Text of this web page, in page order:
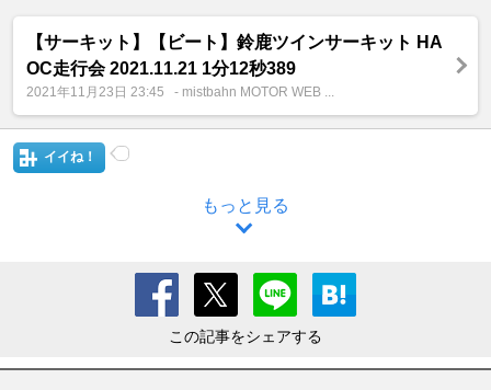
【サーキット】【ビート】鈴鹿ツインサーキット HA
OC走行会 2021.11.21 1分12秒389
2021年11月23日 23:45 - mistbahn MOTOR WEB ...
イイね！
もっと見る
この記事をシェアする